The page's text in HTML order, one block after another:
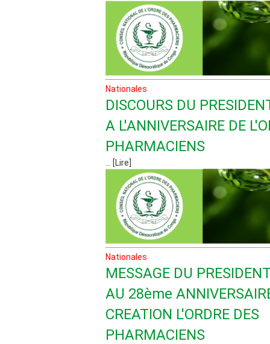
Nationales
DISCOURS DU
A L'ANNIVERSAIRE DE
PHARMACIENS
... [Lire]
Nationales
MESSAGE DU
AU 28ème
CREATION L'ORDRE DES
PHARMACIENS